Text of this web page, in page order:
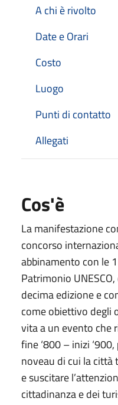
A chi è rivolto
Date e Orari
Costo
Luogo
Punti di contatto
Allegati
Cos'è
La manifestazione
concorso
abbinamento con le
Patrimonio
decima edizione e
come obiettivo degli
vita a un evento che
fine ‘800 – inizi
noveau di cui la città
e suscitare
cittadinanza e dei